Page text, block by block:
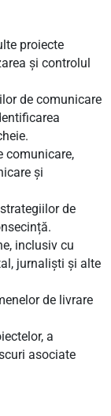
proiecte
și controlul
de comunicare
comunicare,
și
de
inclusiv cu
jurnaliști și alte
de livrare
a
asociate